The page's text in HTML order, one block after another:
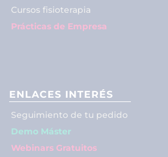
Cursos fisioterapia
Prácticas de Empresa
ENLACES INTERÉS
Seguimiento de tu pedido
Demo Máster
Webinars Gratuitos